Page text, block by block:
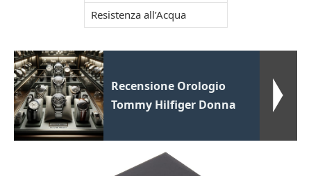
Resistenza all’Acqua
Recensione Orologio
Tommy Hilfiger Donna